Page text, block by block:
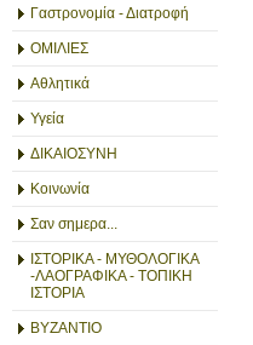
Γαστρονομία - Διατροφή
ΟΜΙΛΙΕΣ
Αθλητικά
Υγεία
ΔΙΚΑΙΟΣΥΝΗ
Κοινωνία
Σαν σημερα...
ΙΣΤΟΡΙΚΑ - ΜΥΘΟΛΟΓΙΚΑ
-ΛΑΟΓΡΑΦΙΚΑ - ΤΟΠΙΚΗ
ΙΣΤΟΡΙΑ
ΒΥΖΑΝΤΙΟ